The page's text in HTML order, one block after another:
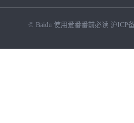
© Baidu 使用爱番番前必读 沪ICP